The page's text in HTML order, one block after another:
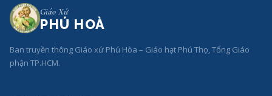
Giáo Xứ
PHÚ HOÀ
Ban truyền thông Giáo xứ Phú Hòa – Giáo hạt Phú Thọ, Tổng Giáo
phận TP.HCM.